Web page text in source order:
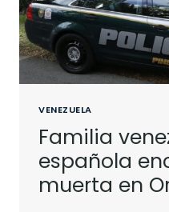
VENEZUELA
Familia
española
muerta en